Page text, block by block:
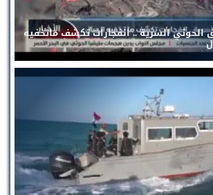
الحوثي السرية .. انفجارات تكشف ماتخفيه